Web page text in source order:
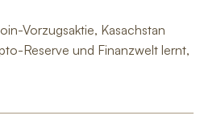
Vorzugsaktie, Kasachstan
Reserve und Finanzwelt lernt,